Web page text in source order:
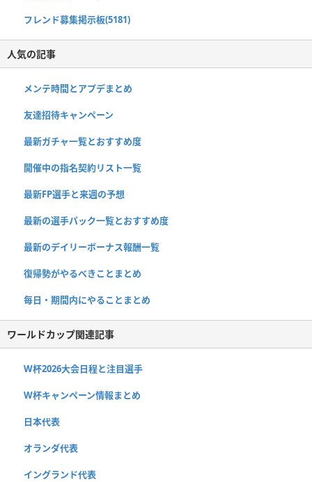
フレンド募集掲示板(5181)
人気の記事
メンテ時間とアプデまとめ
友達招待キャンペーン
最新ガチャ一覧とおすすめ度
開催中の指名契約リスト一覧
最新FP選手と来週の予想
最新の選手パック一覧とおすすめ度
最新のデイリーボーナス報酬一覧
復帰勢がやるべきことまとめ
毎日・期間内にやることまとめ
ワールドカップ関連記事
W杯2026大会日程と注目選手
W杯キャンペーン情報まとめ
日本代表
オランダ代表
イングランド代表